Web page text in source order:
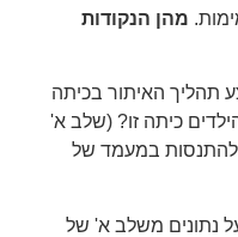
מהן הנקודות
תהליך האיתור בכיתה
כיתה זו? (שלב א'
להתנסות במעמד של